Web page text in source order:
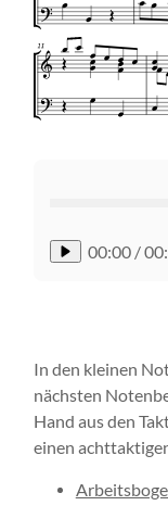
00:00 /
In den kleinen
nächsten
Hand aus den
einen